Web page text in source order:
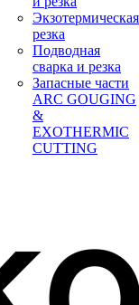
Экзотермическая
резка
Подводная
сварка и резка
Запасные части
ARC GOUGING
&
EXOTHERMIC
CUTTING